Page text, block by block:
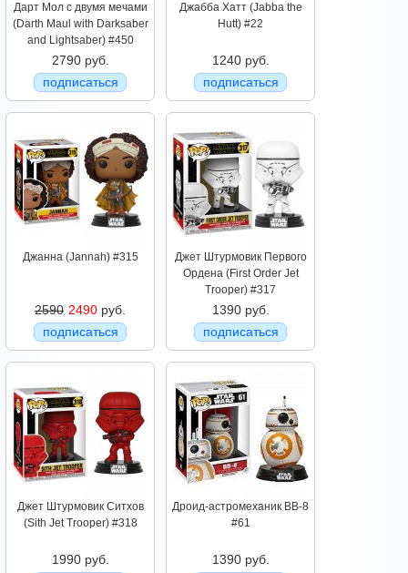
Дарт Мол с двумя мечами
(Darth Maul with Darksaber
and Lightsaber) #450
2790 руб.
подписаться
Джабба Хатт (Jabba the
Hutt) #22
1240 руб.
подписаться
Джанна (Jannah) #315
2590 2490 руб.
подписаться
Джет Штурмовик Первого
Ордена (First Order Jet
Trooper) #317
1390 руб.
подписаться
Джет Штурмовик Ситхов
(Sith Jet Trooper) #318
1990 руб.
Дроид-астромеханик BB-8
#61
1390 руб.